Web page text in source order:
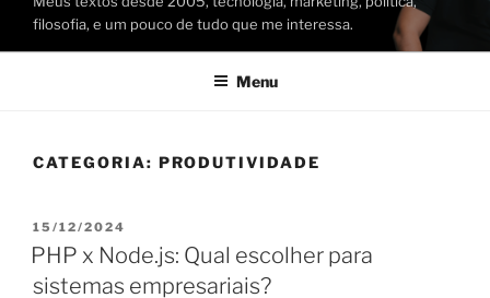
filosofia, e um pouco de tudo que me interessa.
Menu
CATEGORIA: PRODUTIVIDADE
PUBLICADO
EM
15/12/2024
PHP x Node.js: Qual escolher para
sistemas empresariais?